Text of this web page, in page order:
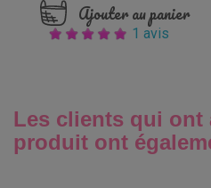
Ajouter au panier
1 avis
Les clients qui ont
produit ont